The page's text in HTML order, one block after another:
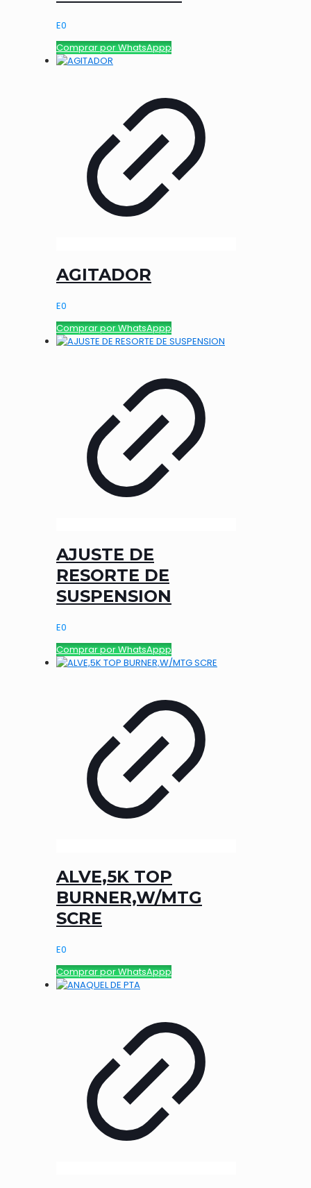
E0
Comprar por WhatsAppp
AGITADOR
E0
Comprar por WhatsAppp
AJUSTE DE
RESORTE DE
SUSPENSION
E0
Comprar por WhatsAppp
ALVE,5K TOP
BURNER,W/MTG
SCRE
E0
Comprar por WhatsAppp